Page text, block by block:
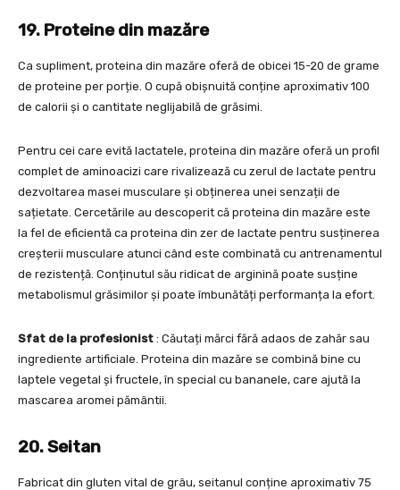
19. Proteine din mazăre
Ca supliment, proteina din mazăre oferă de obicei 15-20 de grame
de proteine per porție. O cupă obișnuită conține aproximativ 100
de calorii și o cantitate neglijabilă de grăsimi.
Pentru cei care evită lactatele, proteina din mazăre oferă un profil
complet de aminoacizi care rivalizează cu zerul de lactate pentru
dezvoltarea masei musculare și obținerea unei senzații de
sațietate. Cercetările au descoperit că proteina din mazăre este
la fel de eficientă ca proteina din zer de lactate pentru susținerea
creșterii musculare atunci când este combinată cu antrenamentul
de rezistență. Conținutul său ridicat de arginină poate susține
metabolismul grăsimilor și poate îmbunătăți performanța la efort.
Sfat de la profesionist : Căutați mărci fără adaos de zahăr sau
ingrediente artificiale. Proteina din mazăre se combină bine cu
laptele vegetal și fructele, în special cu bananele, care ajută la
mascarea aromei pământii.
20. Seitan
Fabricat din gluten vital de grâu, seitanul conține aproximativ 75